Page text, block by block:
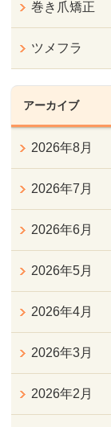
巻き爪矯正
ツメフラ
アーカイブ
2026年8月
2026年7月
2026年6月
2026年5月
2026年4月
2026年3月
2026年2月